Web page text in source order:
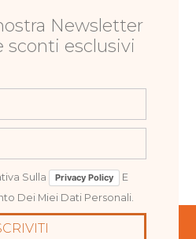
Newsletter
sconti esclusivi
Sulla Privacy Policy
E
Dei Miei Dati Personali.